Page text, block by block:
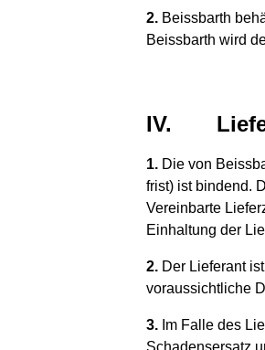
2. Beissbarth
Beissbarth wird
IV.
1. Die von
frist) ist bindend.
Vereinbarte
Einhaltung der
2. Der Lieferant
voraussichtliche
3. Im Falle des
Schadensersatz